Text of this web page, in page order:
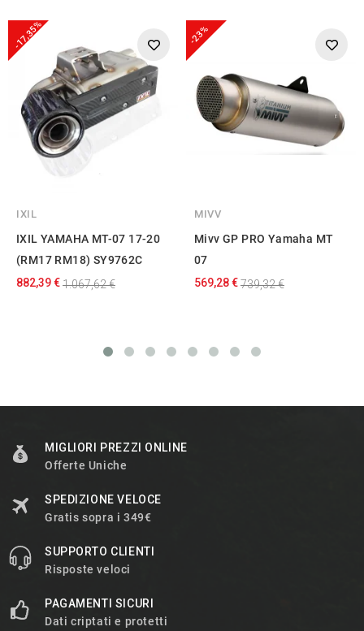
-17,35%
IXIL
IXIL YAMAHA MT-07 17-20
(RM17 RM18) SY9762C
882,39 €1.067,62 €
-23%
MIVV
Mivv GP PRO Yamaha MT
07
569,28 €739,32 €
MIGLIORI PREZZI ONLINE
Offerte Uniche
SPEDIZIONE VELOCE
Gratis sopra i 349€
SUPPORTO CLIENTI
Risposte veloci
PAGAMENTI SICURI
Dati criptati e protetti